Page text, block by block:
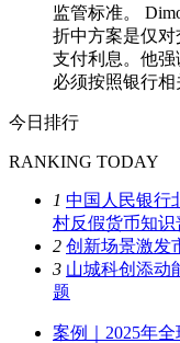
监管标准。
折中方案是仅
支付利息。他强
必须按照银行相
今日排行
RANKING TODAY
1 中国人民银行
村反假货币知识
2 创新场景激发
3 山城科创添动
题
案例｜2025年